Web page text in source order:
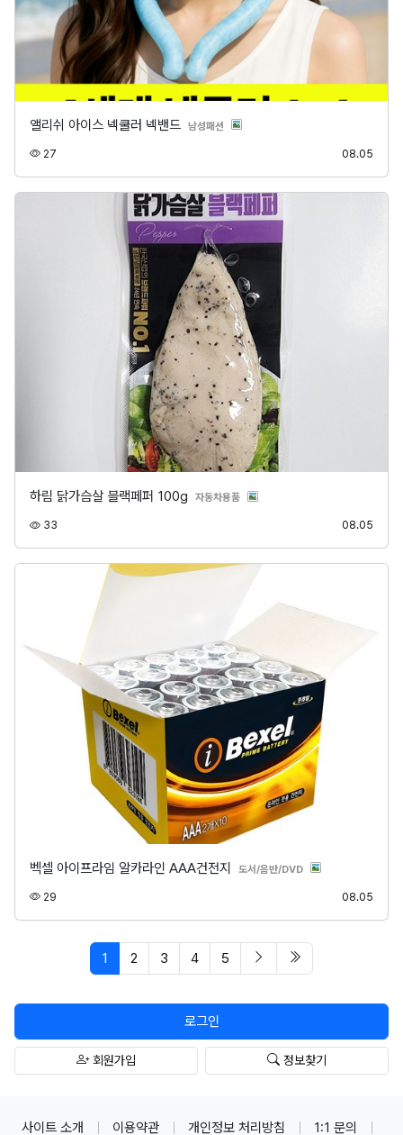
앨리쉬 아이스 넥쿨러 넥밴드 남성패션 분류
27 08.05
하림 닭가슴살 블랙페퍼 100g 자동차용품분류
33 08.05
벡셀 아이프라임 알카라인 AAA건전지 도서/음반/DVD분류
29 08.05
1 페이지 현재
2 3 4 5 다음 페이지
로그인
회원가입 정보찾기
사이트 소개 이용약관 개인정보 처리방침 1:1 문의